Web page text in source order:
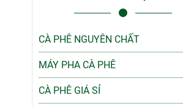
CÀ PHÊ NGUYÊN CHẤT
MÁY PHA CÀ PHÊ
CÀ PHÊ GIÁ SỈ